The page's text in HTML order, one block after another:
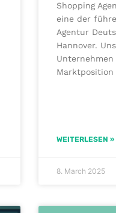
Shopping
eine der
Agentur
Hannover.
Marktposition
WEITERLESEN »
8. March 2025